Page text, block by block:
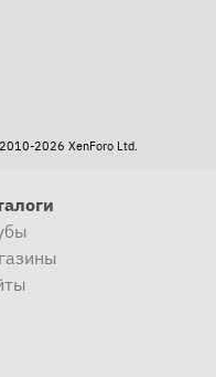
2026 XenForo Ltd.